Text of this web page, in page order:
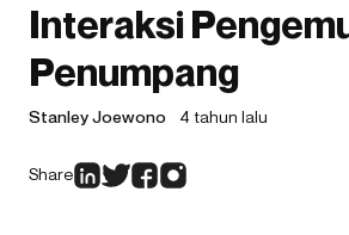
Interaksi
Penumpang
Stanley Joewono 4 tahun lalu
Share